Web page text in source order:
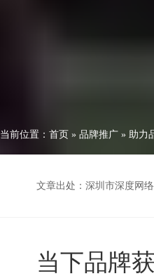
当前位置： 首页 » 品牌推广 » 助力
文章出处：深圳市深度网
当下品牌